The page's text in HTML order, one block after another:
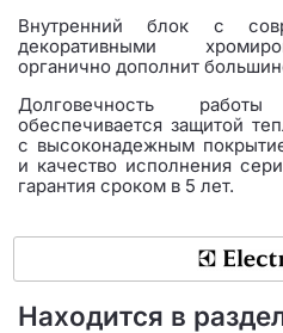
Внутренний блок с
декоративными
органично дополнит
Долговечность
обеспечивается защитой
с высоконадежным
и качество исполнения
гарантия сроком в 5 лет.
Находится в